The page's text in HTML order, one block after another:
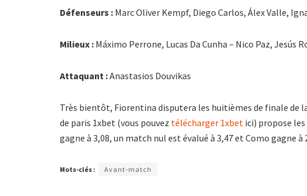
Défenseurs : Marc Oliver Kempf, Diego Carlos, Álex Valle,
Milieux : Máximo Perrone, Lucas Da Cunha – Nico Paz, Jesús
Attaquant :Anastasios Douvikas
Très bientôt, Fiorentina disputera les huitièmes de finale de
de paris 1xbet (vous pouvez télécharger 1xbet ici) propose
gagne à 3,08, un match nul est évalué à 3,47 et Como gagne à
Mots-clés : Avant-match